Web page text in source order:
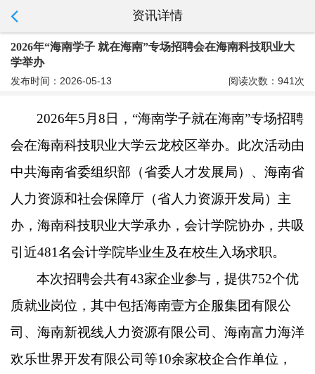
资讯详情
2026年“海南学子 就在海南”专场招聘会在海南科技职业大
学举办
发布时间：2026-05-13 阅读次数：941次
2026年5月8日，“海南学子就在海南”专场招聘
会在海南科技职业大学云龙校区举办。此次活动由
中共海南省委组织部（省委人才发展局）、海南省
人力资源和社会保障厅（省人力资源开发局）主
办，海南科技职业大学承办，会计学院协办，共吸
引近481名会计学院毕业生及在校生入场求职。
本次招聘会共有43家企业参与，提供752个优
质就业岗位，其中包括海南壹方企服集团有限公
司、海南新视线人力资源有限公司、海南富力海洋
欢乐世界开发有限公司等10余家校企合作单位，